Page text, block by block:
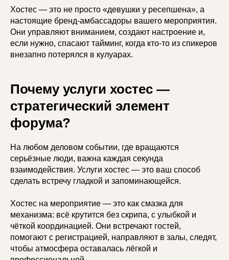
Хостес — это не просто «девушки у ресепшена», а
настоящие бренд-амбассадоры вашего мероприятия.
Они управляют вниманием, создают настроение и,
если нужно, спасают тайминг, когда кто-то из спикеров
внезапно потерялся в кулуарах.
Почему услуги хостес —
стратегический элемент
форума?
На любом деловом событии, где вращаются
серьёзные люди, важна каждая секунда
взаимодействия. Услуги хостес — это ваш способ
сделать встречу гладкой и запоминающейся.
Хостес на мероприятие — это как смазка для
механизма: всё крутится без скрипа, с улыбкой и
чёткой координацией. Они встречают гостей,
помогают с регистрацией, направляют в залы, следят,
чтобы атмосфера оставалась лёгкой и